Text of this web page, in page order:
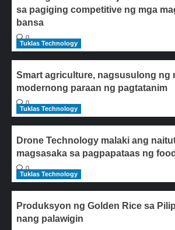
sa pagiging competitive ng mga
bansa
0
Tuklas Technology
Smart agriculture, nagsusulong ng
modernong paraan ng pagtatanim
0
Tuklas Technology
Drone Technology malaki ang
magsasaka sa pagpapataas ng
0
Tuklas Technology
Produksyon ng Golden Rice sa
nang palawigin